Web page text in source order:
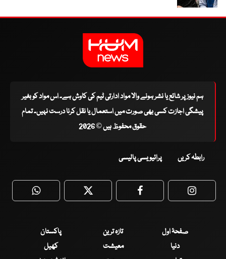
ہم نیوز پر شائع یا نشر ہونے والا مواد ادارتی ٹیم کی کاوش ہے۔ اس مواد کو بغیر
پیشگی اجازت کسی بھی صورت میں استعمال یا نقل کرنا درست نہیں۔ تمام
حقوق محفوظ ہیں © 2026
رابطہ کریں پرائیویسی پالیسی
WhatsApp Twitter Facebook
صفحۂ اول تازہ ترین
پاکستان
دنیا
معیشت
کھیل